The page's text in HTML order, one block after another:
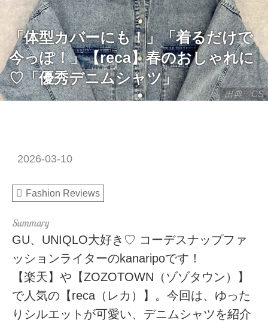
出典：CS
「体型カバーにも！」「着るだけで
今っぽ！」【reca】春のおしゃれに
♡「優秀デニムシャツ」
2026-03-10
Fashion Reviews
GU、UNIQLO大好き♡ コーデスナップファ
ッションライターのkanaripoです！
【楽天】や【ZOZOTOWN（ゾゾタウン）】
で人気の【reca（レカ）】。今回は、ゆった
りシルエットが可愛い、デニムシャツを紹介